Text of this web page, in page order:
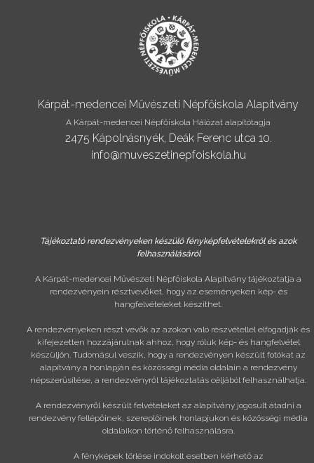
Kárpát-medencei Művészeti Népfőiskola Alapítvány
A Kárpát-medencei Népfőiskola Hálózat alapítótagja
2475 Kápolnásnyék, Deák Ferenc utca 10.
info@muveszetinepfoiskola.hu
Tájékoztató rendezvényeken készülő fényképfelvételekről és azok
felhasználásáról
A Kárpát-medencei Művészeti Népfőiskola Alapítvány tájékoztatja a
rendezvényein résztvevőket, hogy az eseményeken kép- és
hangfelvételeket készíthet.
A rendezvényeken részt vevők az azokon való részvétellel elfogadják és
kifejezetten hozzájárulnak ahhoz, hogy róluk kép- és hangfelvétel
készüljön. Tudomásul veszik, hogy a rendezvényen készült fotókat az
alapítvány a honlapján és közösségi média oldalain a rendezvény
népszerűsítése, a rendezvényről tájékoztatás céljából felhasználhatja.
A rendezvényről készült felvételeket az alapítvány jogosult átadni a
rendezvény fellépőinek, szereplőinek honlapjukon és közösségi média
oldalaikon történő felhasználásra.
A fényképek törlése indokolt esetben kérhető az